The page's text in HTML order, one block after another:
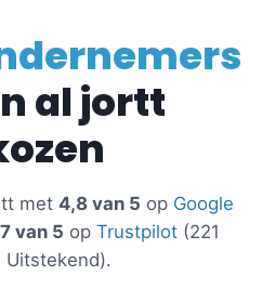
al jortt
met 4,8 van 5 op Google
van 5 op Trustpilot(221
Uitstekend).